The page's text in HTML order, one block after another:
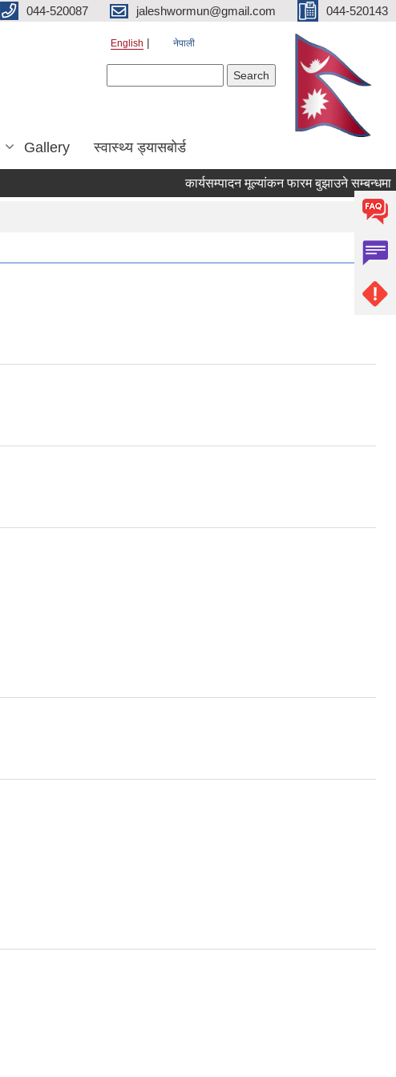
044-520087 jaleshwormun@gmail.com 044-520143
English नेपाली
Gallery स्वास्थ्य ड्यासबोर्ड
कार्यसम्पादन मूल्यांकन फारम बुझाउने सम्बन्धमा